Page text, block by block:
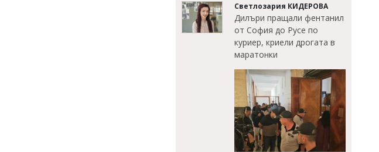
Светлозария КИДЕРОВА
Дилъри пращали фентанил
от София до Русе по
куриер, криели дрогата в
маратонки